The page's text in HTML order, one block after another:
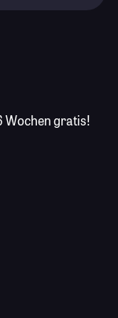
Wochen gratis!